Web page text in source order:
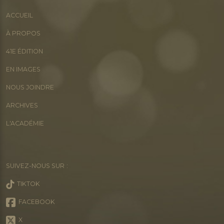
ACCUEIL
À PROPOS
41E ÉDITION
EN IMAGES
NOUS JOINDRE
ARCHIVES
L'ACADÉMIE
SUIVEZ-NOUS SUR :
TIKTOK
FACEBOOK
X